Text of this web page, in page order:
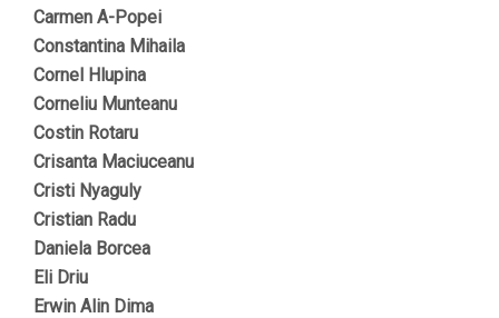
Carmen A-Popei
Constantina Mihaila
Cornel Hlupina
Corneliu Munteanu
Costin Rotaru
Crisanta Maciuceanu
Cristi Nyaguly
Cristian Radu
Daniela Borcea
Eli Driu
Erwin Alin Dima